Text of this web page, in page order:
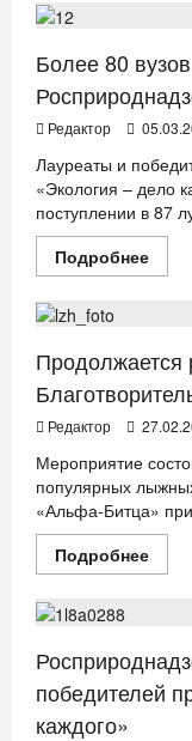
для
юных
к
8
Более 80
Редактор
Лауреаты и
«Экология – дело
поступлении в 87
Подробнее
АФИША ДЕТИ
Продолжается
Редактор
Мероприятие
популярных
«Альфа-Битца»
Подробнее
победителей
каждого»